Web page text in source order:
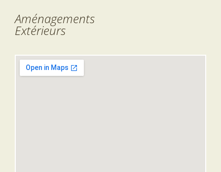
Aménagements
Extérieurs